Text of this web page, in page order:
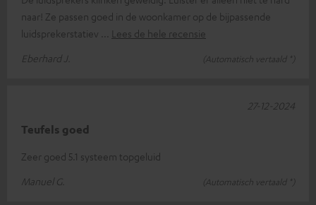
naar! Ze passen goed in de woonkamer op de bijpassende
luidsprekerstatiev
Lees de hele recensie
Eberhard J.
(Automatisch vertaald *)
Teufels goed
Zeer goed 5.1 systeem topgeluid
Manuel G.
(Automatisch vertaald *)
27-12-2024